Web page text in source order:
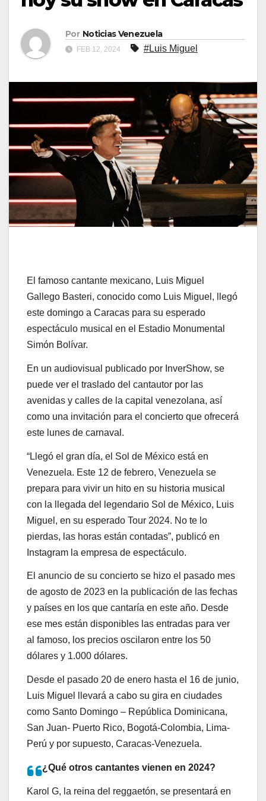
Por Noticias Venezuela
FEB 12, 2024 #Luis Miguel
El famoso cantante mexicano, Luis Miguel
Gallego Basteri, conocido como Luis Miguel, llegó
este domingo a Caracas para su esperado
espectáculo musical en el Estadio Monumental
Simón Bolívar.
En un audiovisual publicado por InverShow, se
puede ver el traslado del cantautor por las
avenidas y calles de la capital venezolana, así
como una invitación para el concierto que ofrecerá
este lunes de carnaval.
“Llegó el gran día, el Sol de México está en
Venezuela. Este 12 de febrero, Venezuela se
prepara para vivir un hito en su historia musical
con la llegada del legendario Sol de México, Luis
Miguel, en su esperado Tour 2024. No te lo
pierdas, las horas están contadas”, publicó en
Instagram la empresa de espectáculo.
El anuncio de su concierto se hizo el pasado mes
de agosto de 2023 en la publicación de las fechas
y países en los que cantaría en este año. Desde
ese mes están disponibles las entradas para ver
al famoso, los precios oscilaron entre los 50
dólares y 1.000 dólares.
Desde el pasado 20 de enero hasta el 16 de junio,
Luis Miguel llevará a cabo su gira en ciudades
como Santo Domingo – República Dominicana,
San Juan- Puerto Rico, Bogotá-Colombia, Lima-
Perú y por supuesto, Caracas-Venezuela.
¿Qué otros cantantes vienen en 2024?
Karol G, la reina del reggaetón, se presentará en